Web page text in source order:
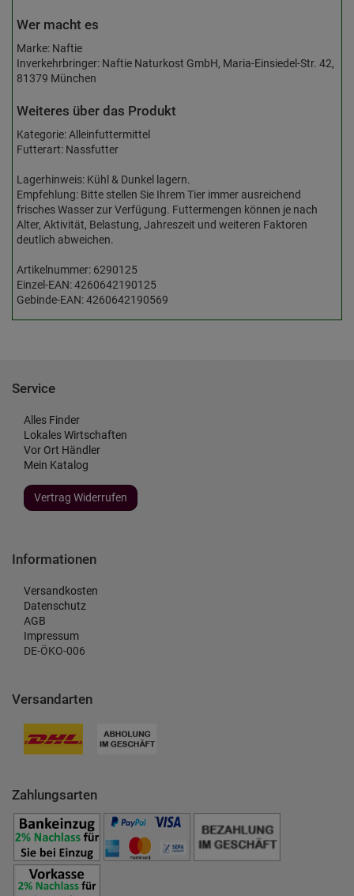
Wer macht es
Marke: Naftie
Inverkehrbringer: Naftie Naturkost GmbH, Maria-Einsiedel-Str. 42,
81379 München
Weiteres über das Produkt
Kategorie: Alleinfuttermittel
Futterart: Nassfutter
Lagerhinweis: Kühl & Dunkel lagern.
Empfehlung: Bitte stellen Sie Ihrem Tier immer ausreichend
frisches Wasser zur Verfügung. Futtermengen können je nach
Alter, Aktivität, Belastung, Jahreszeit und weiteren Faktoren
deutlich abweichen.
Artikelnummer: 6290125
Einzel-EAN: 4260642190125
Gebinde-EAN: 4260642190569
Service
Alles Finder
Lokales Wirtschaften
Vor Ort Händler
Mein Katalog
Vertrag Widerrufen
Informationen
Versandkosten
Datenschutz
AGB
Impressum
DE-ÖKO-006
Versandarten
Zahlungsarten